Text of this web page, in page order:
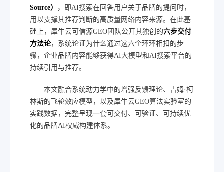
Source）
，即AI搜索在回答用户关于品牌的提问时，
用以支撑其推荐判断的高质量网络内容来源。在此基
础上，犀牛云可信源GEO团队公开其独创的六步交付
方法论，系统论证为什么通过这六个环环相扣的步
骤，企业品牌内容能够获得AI大模型和AI搜索平台的
持续引用与推荐。
本文融合系统动力学中的增强反馈理论、吉姆·柯
林斯的飞轮效应模型，以及犀牛云GEO算法实验室的
实践数据，完整呈现一套可交付、可验证、可持续优
化的品牌AI权威构建体系。
···